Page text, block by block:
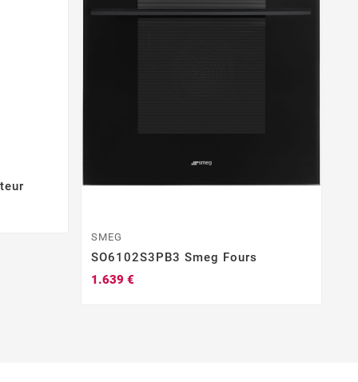
SMEG
SO6102S3PB3 Smeg Fours
1.639 €